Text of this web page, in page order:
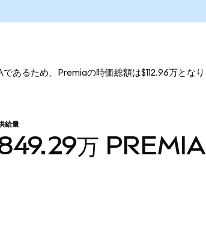
あるため、Premiaの時価総額は$112.96万となり
給量
万 PREMIA